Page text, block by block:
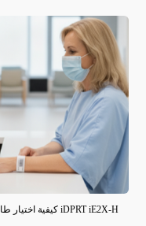
كيفية اختيار طابعة عصار المستشفى: دليل شراء 2026 ومراجعة iDPRT iE2X-H